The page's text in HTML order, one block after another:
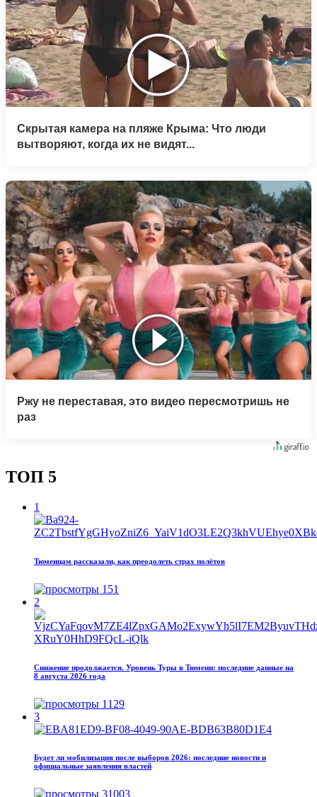
Скрытая камера на пляже Крыма: Что люди
вытворяют, когда их не видят...
Ржу не переставая, это видео пересмотришь не
раз
ТОП 5
1
Тюменцам рассказали, как преодолеть страх полётов
151
2
Снижение продолжается. Уровень Туры в Тюмени: последние данные на
8 августа 2026 года
1129
3
Будет ли мобилизация после выборов 2026: последние новости и
официальные заявления властей
31003